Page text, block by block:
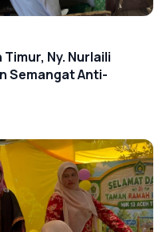
Timur, Ny. Nurlaili
Semangat Anti-